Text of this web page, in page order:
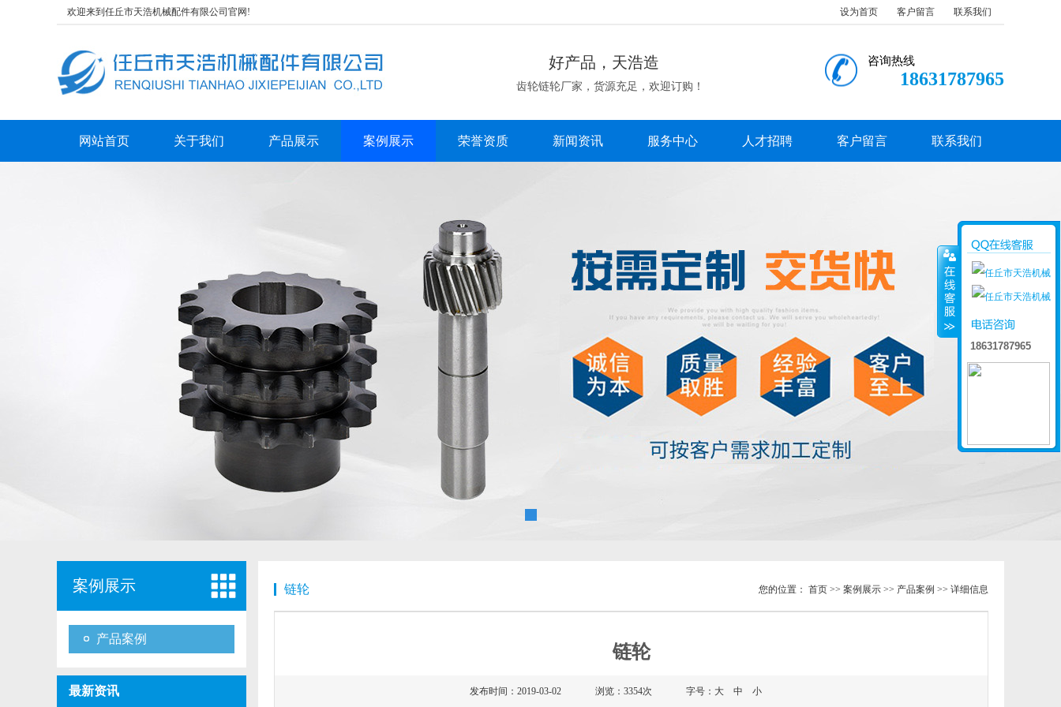
欢迎来到任丘市天浩机械配件有限公司官网! 设为首页 客户留言 联系我们
好产品，天浩造
齿轮链轮厂家，货源充足，欢迎订购！
咨询热线
18631787965
网站首页 关于我们 产品展示 案例展示 荣誉资质 新闻资讯 服务中心 人才招聘 客户留言 联系我们
案例展示
产品案例
最新资讯
链轮 您的位置： 首页 >> 案例展示 >> 产品案例 >> 详细信息
链轮
发布时间：2019-03-02 浏览：3354次 字号： 大 中 小
18631787965